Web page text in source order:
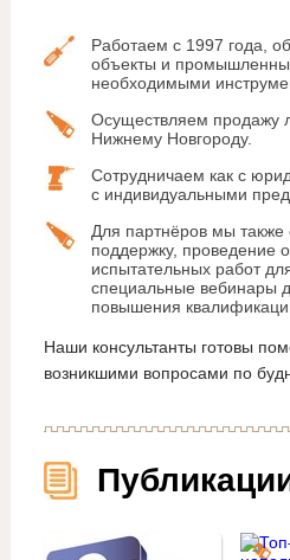
Работаем с 1997 года,
объекты и
необходимыми
Осуществляем продажу
Нижнему Новгороду.
Сотрудничаем как с
с индивидуальными
Для партнёров мы также
поддержку, проведение
испытательных работ
специальные вебинары
повышения
Наши консультанты готовы
возникшими вопросами по